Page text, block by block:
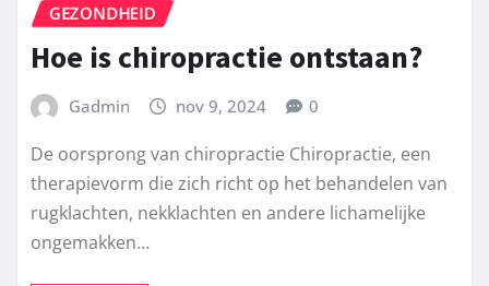
GEZONDHEID
Hoe is chiropractie ontstaan?
Gadmin nov 9, 2024 0
De oorsprong van chiropractie Chiropractie, een
therapievorm die zich richt op het behandelen van
rugklachten, nekklachten en andere lichamelijke
ongemakken…